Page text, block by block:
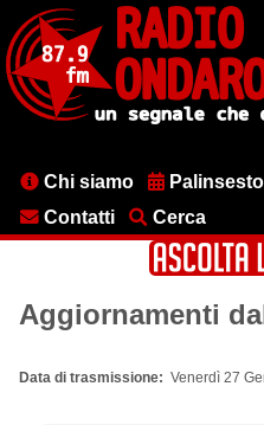
contenuto
principale
MenuChi siamo Palinsesto
Contatti
Cerca
Aggiornamenti
Data di trasmissione Venerdì 27